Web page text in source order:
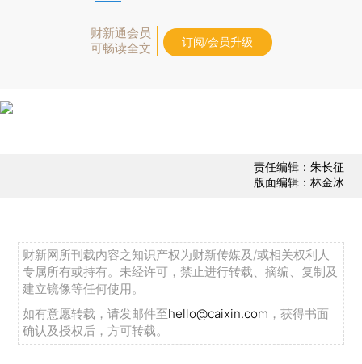
财新通会员
可畅读全文
订阅/会员升级
责任编辑：朱长征
版面编辑：林金冰
财新网所刊载内容之知识产权为财新传媒及/或相关权利人
专属所有或持有。未经许可，禁止进行转载、摘编、复制及
建立镜像等任何使用。
如有意愿转载，请发邮件至hello@caixin.com ，获得书面
确认及授权后，方可转载。